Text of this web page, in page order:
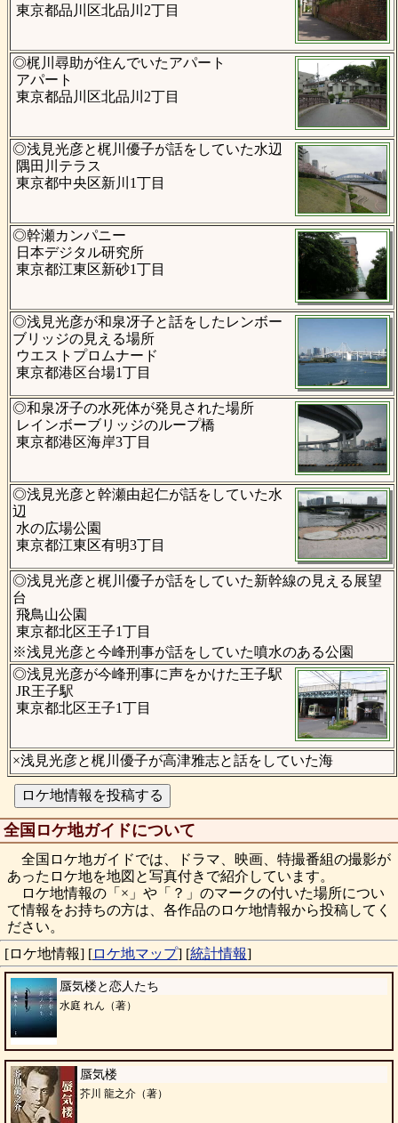
東京都品川区北品川2丁目
◎梶川尋助が住んでいたアパート
アパート
東京都品川区北品川2丁目
◎浅見光彦と梶川優子が話をしていた水辺
隅田川テラス
東京都中央区新川1丁目
◎幹瀬カンパニー
日本デジタル研究所
東京都江東区新砂1丁目
◎浅見光彦が和泉冴子と話をしたレンボー
ブリッジの見える場所
ウエストプロムナード
東京都港区台場1丁目
◎和泉冴子の水死体が発見された場所
レインボーブリッジのループ橋
東京都港区海岸3丁目
◎浅見光彦と幹瀬由起仁が話をしていた水
辺
水の広場公園
東京都江東区有明3丁目
◎浅見光彦と梶川優子が話をしていた新幹線の見える展望
台
飛鳥山公園
東京都北区王子1丁目
※浅見光彦と今峰刑事が話をしていた噴水のある公園
◎浅見光彦が今峰刑事に声をかけた王子駅
JR王子駅
東京都北区王子1丁目
×浅見光彦と梶川優子が高津雅志と話をしていた海
全国ロケ地ガイドについて
全国ロケ地ガイドでは、ドラマ、映画、特撮番組の撮影が
あったロケ地を地図と写真付きで紹介しています。
ロケ地情報の「×」や「？」のマークの付いた場所につい
て情報をお持ちの方は、各作品のロケ地情報から投稿してく
ださい。
[ロケ地情報] [ロケ地マップ] [統計情報]
蜃気楼と恋人たち
水庭 れん（著）
蜃気楼
芥川 龍之介（著）